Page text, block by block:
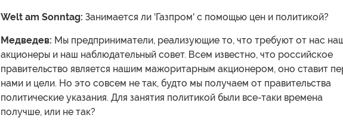
Welt am Sonntag: Занимается ли 'Газпром' с помощью цен и политикой?
Медведев: Мы предприниматели, реализующие то, что требуют от нас
акционеры и наш наблюдательный совет. Всем известно, что российское
правительство является нашим мажоритарным акционером, оно ставит
нами и цели. Но это совсем не так, будто мы получаем от правительства
политические указания. Для занятия политикой были все-таки времена
получше, или не так?